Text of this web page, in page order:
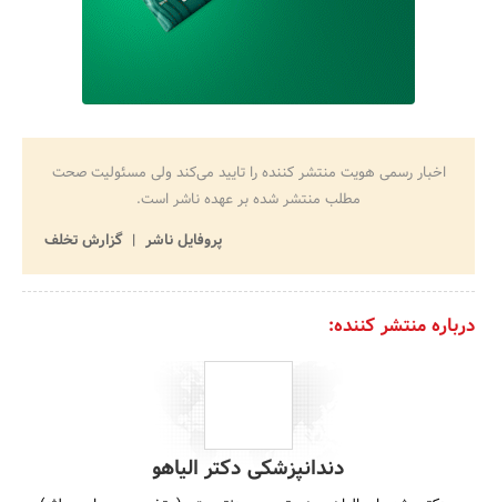
اخبار رسمی هویت منتشر کننده را تایید می‌کند ولی مسئولیت صحت
مطلب منتشر شده بر عهده ناشر است.
پروفایل ناشر
گزارش تخلف
درباره منتشر کننده:
دندانپزشکی دکتر الیاهو